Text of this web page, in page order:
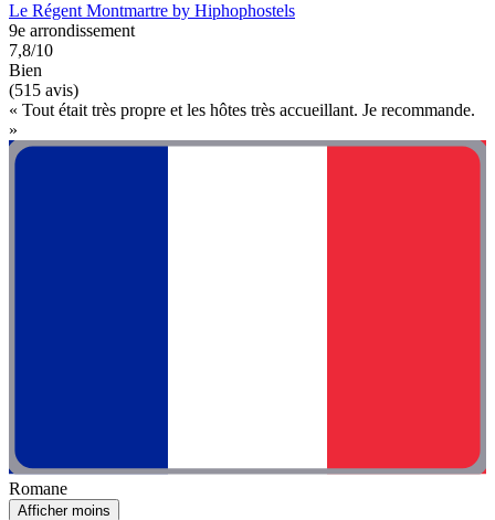
Le Régent Montmartre by Hiphophostels
9e arrondissement
7,8/10
Bien
(515 avis)
« Tout était très propre et les hôtes très accueillant. Je recommande.
»
Romane
Afficher moins